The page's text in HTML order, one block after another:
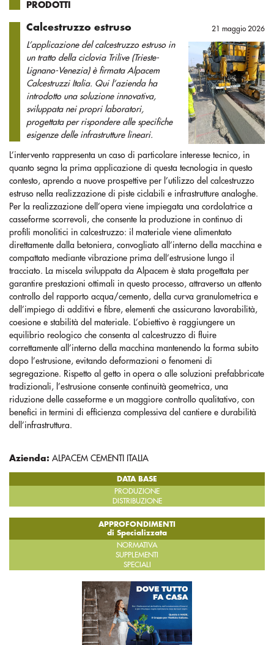
PRODOTTI
Calcestruzzo estruso
L’applicazione del calcestruzzo estruso in
un tratto della ciclovia Trilive (Trieste-
Lignano-Venezia) è firmata Alpacem
Calcestruzzi Italia. Qui l’azienda ha
introdotto una soluzione innovativa,
sviluppata nei propri laboratori,
progettata per rispondere alle specifiche
esigenze delle infrastrutture lineari.
21 maggio 2026
L’intervento rappresenta un caso di particolare interesse tecnico, in
quanto segna la prima applicazione di questa tecnologia in questo
contesto, aprendo a nuove prospettive per l’utilizzo del calcestruzzo
estruso nella realizzazione di piste ciclabili e infrastrutture analoghe.
Per la realizzazione dell’opera viene impiegata una cordolatrice a
casseforme scorrevoli, che consente la produzione in continuo di
profili monolitici in calcestruzzo: il materiale viene alimentato
direttamente dalla betoniera, convogliato all’interno della macchina e
compattato mediante vibrazione prima dell’estrusione lungo il
tracciato. La miscela sviluppata da Alpacem è stata progettata per
garantire prestazioni ottimali in questo processo, attraverso un attento
controllo del rapporto acqua/cemento, della curva granulometrica e
dell’impiego di additivi e fibre, elementi che assicurano lavorabilità,
coesione e stabilità del materiale. L’obiettivo è raggiungere un
equilibrio reologico che consenta al calcestruzzo di fluire
correttamente all’interno della macchina mantenendo la forma subito
dopo l’estrusione, evitando deformazioni o fenomeni di
segregazione. Rispetto al getto in opera o alle soluzioni prefabbricate
tradizionali, l’estrusione consente continuità geometrica, una
riduzione delle casseforme e un maggiore controllo qualitativo, con
benefici in termini di efficienza complessiva del cantiere e durabilità
dell’infrastruttura.
Azienda: ALPACEM CEMENTI ITALIA
DATA BASE
PRODUZIONE
DISTRIBUZIONE
APPROFONDIMENTI
di Specializzata
NORMATIVA
SUPPLEMENTI
SPECIALI